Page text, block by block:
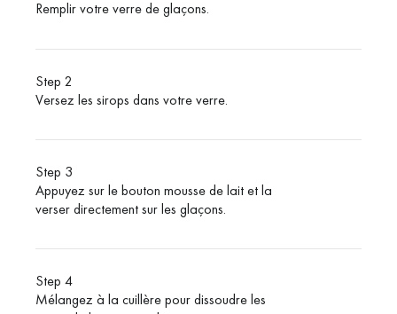
Remplir votre verre de glaçons.
Step 2
Versez les sirops dans votre verre.
Step 3
Appuyez sur le bouton mousse de lait et la
verser directement sur les glaçons.
Step 4
Mélangez à la cuillère pour dissoudre les